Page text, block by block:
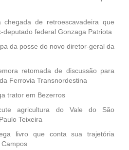
chegada de retroescavadeira que
deputado federal Gonzaga Patriota
da posse do novo diretor-geral da
retomada de discussão para
Ferrovia Transnordestina
trator em Bezerros
agricultura do Vale do São
Teixeira
livro que conta sua trajetória